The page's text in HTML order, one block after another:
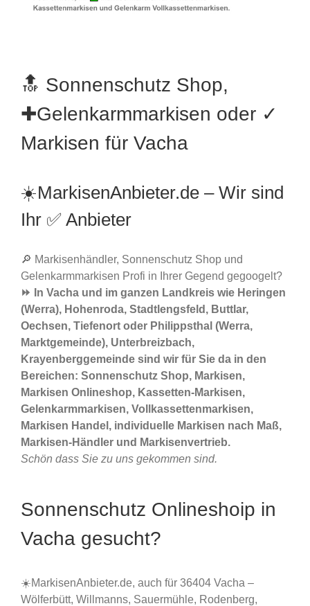
🔝 Sonnenschutz Shop,
✚Gelenkarmmarkisen oder ✓
Markisen für Vacha
☀️MarkisenAnbieter.de – Wir sind
Ihr ✅ Anbieter
🔎 Markisenhändler, Sonnenschutz Shop und
Gelenkarmmarkisen Profi in Ihrer Gegend gegoogelt?
⏩ In Vacha und im ganzen Landkreis wie Heringen
(Werra), Hohenroda, Stadtlengsfeld, Buttlar,
Oechsen, Tiefenort oder Philippsthal (Werra,
Marktgemeinde), Unterbreizbach,
Krayenberggemeinde sind wir für Sie da in den
Bereichen: Sonnenschutz Shop, Markisen,
Markisen Onlineshop, Kassetten-Markisen,
Gelenkarmmarkisen, Vollkassettenmarkisen,
Markisen Handel, individuelle Markisen nach Maß,
Markisen-Händler und Markisenvertrieb.
Schön dass Sie zu uns gekommen sind.
Sonnenschutz Onlineshoip in
Vacha gesucht?
☀️MarkisenAnbieter.de, auch für 36404 Vacha –
Wölferbütt, Willmanns, Sauermühle, Rodenberg,